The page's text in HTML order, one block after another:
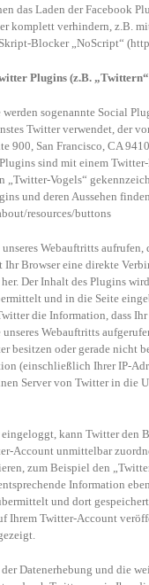
das Laden der Facebook
komplett verhindern, z.B.
Blocker „NoScript“
Plugins (z.B.
werden sogenannte Social
Twitter verwendet, der
900, San Francisco, CA
sind mit einem
„Twitter-Vogels“
und deren Aussehen
resources/buttons
Webauftritts aufrufen,
Browser eine direkte
Der Inhalt des Plugins
und in die Seite
die Information, dass
unseres Webauftritts
besitzen oder gerade nicht
(einschließlich Ihrer IP-
Server von Twitter in die
kann Twitter den
Account unmittelbar
zum Beispiel den
Information
und dort
Ihrem Twitter-Account
Datenerhebung und die